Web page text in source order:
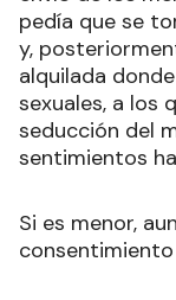
pedía que se
y,
alquilada
sexuales, a los
seducción del
sentimientos
Si es menor,